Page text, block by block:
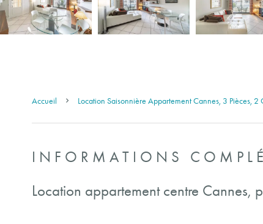
Accueil Location Saisonnière Appartement Cannes, 3 Pièces, 2
INFORMATIONS
Location appartement centre Cannes,